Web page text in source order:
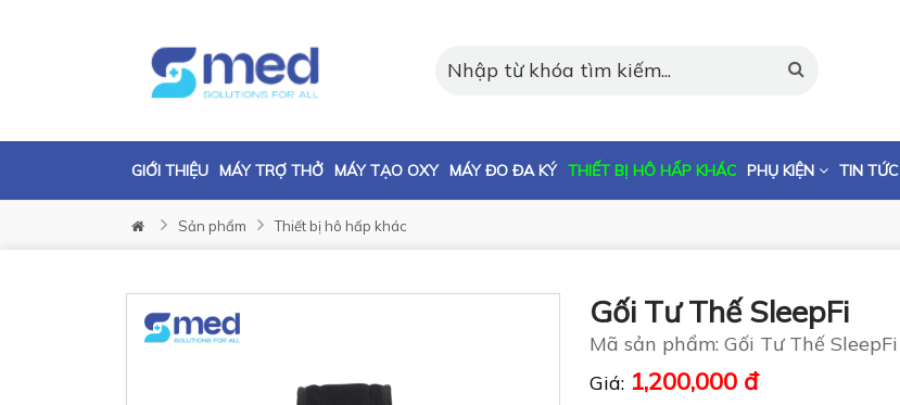
GIỚI THIỆU MÁY TRỢ THỞ MÁY TẠO OXY MÁY ĐO ĐA KÝ THIẾT BỊ HÔ HẤP KHÁC PHỤ KIỆN TIN TỨC
Sản phẩm Thiết bị hô hấp khác
Gối Tư Thế SleepFi
Mã sản phẩm: Gối Tư Thế SleepFi
Giá: 1,200,000 đ